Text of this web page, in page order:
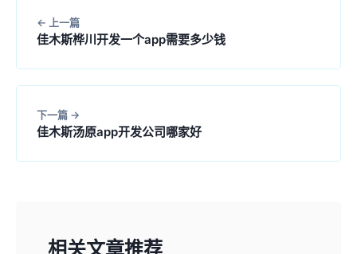
上一篇
佳木斯桦川开发一个app需要多少钱
下一篇
佳木斯汤原app开发公司哪家好
相关文章推荐